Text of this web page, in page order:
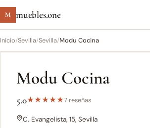
M muebles.one
Inicio/Sevilla/Sevilla/Modu Cocina
Modu Cocina
5.0★★★★★7 reseñas
C. Evangelista, 15, Sevilla